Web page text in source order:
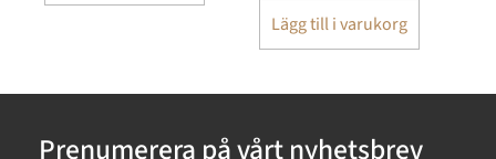
Lägg till i varukorg
Prenumerera på vårt nyhetsbrev